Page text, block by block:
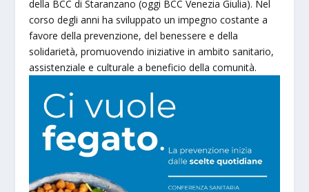
della BCC di Staranzano (oggi BCC Venezia Giulia). Nel
corso degli anni ha sviluppato un impegno costante a
favore della prevenzione, del benessere e della
solidarietà, promuovendo iniziative in ambito sanitario,
assistenziale e culturale a beneficio della comunità.